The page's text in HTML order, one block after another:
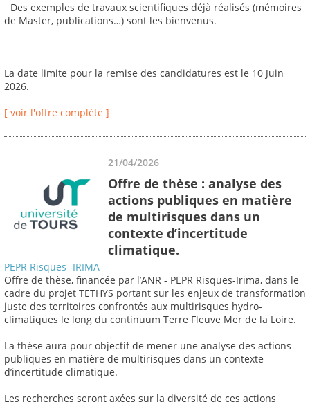
₋ Des exemples de travaux scientifiques déjà réalisés (mémoires
de Master, publications…) sont les bienvenus.
La date limite pour la remise des candidatures est le 10 Juin
2026.
[ voir l'offre complète ]
21/04/2026
Offre de thèse : analyse des
actions publiques en matière
de multirisques dans un
contexte d’incertitude
climatique.
PEPR Risques -IRIMA
Offre de thèse, financée par l’ANR - PEPR Risques-Irima, dans le
cadre du projet TETHYS portant sur les enjeux de transformation
juste des territoires confrontés aux multirisques hydro-
climatiques le long du continuum Terre Fleuve Mer de la Loire.
La thèse aura pour objectif de mener une analyse des actions
publiques en matière de multirisques dans un contexte
d’incertitude climatique.
Les recherches seront axées sur la diversité de ces actions